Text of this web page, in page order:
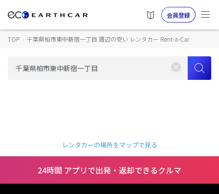
会員登録
TOP › 千葉県柏市東中新宿一丁目 周辺の安い レンタカー Rent-a-Car
レンタカーの場所をマップで見る
24時間 アプリで出発・返却できるクルマ